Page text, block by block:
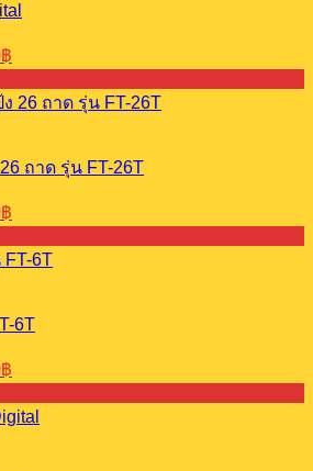
.
฿
price
is:
22,900.00฿.
ถาด รุ่น FT-26T
.
฿
price
is:
23,900.00฿.
6T
.
฿
price
is:
14,900.00฿.